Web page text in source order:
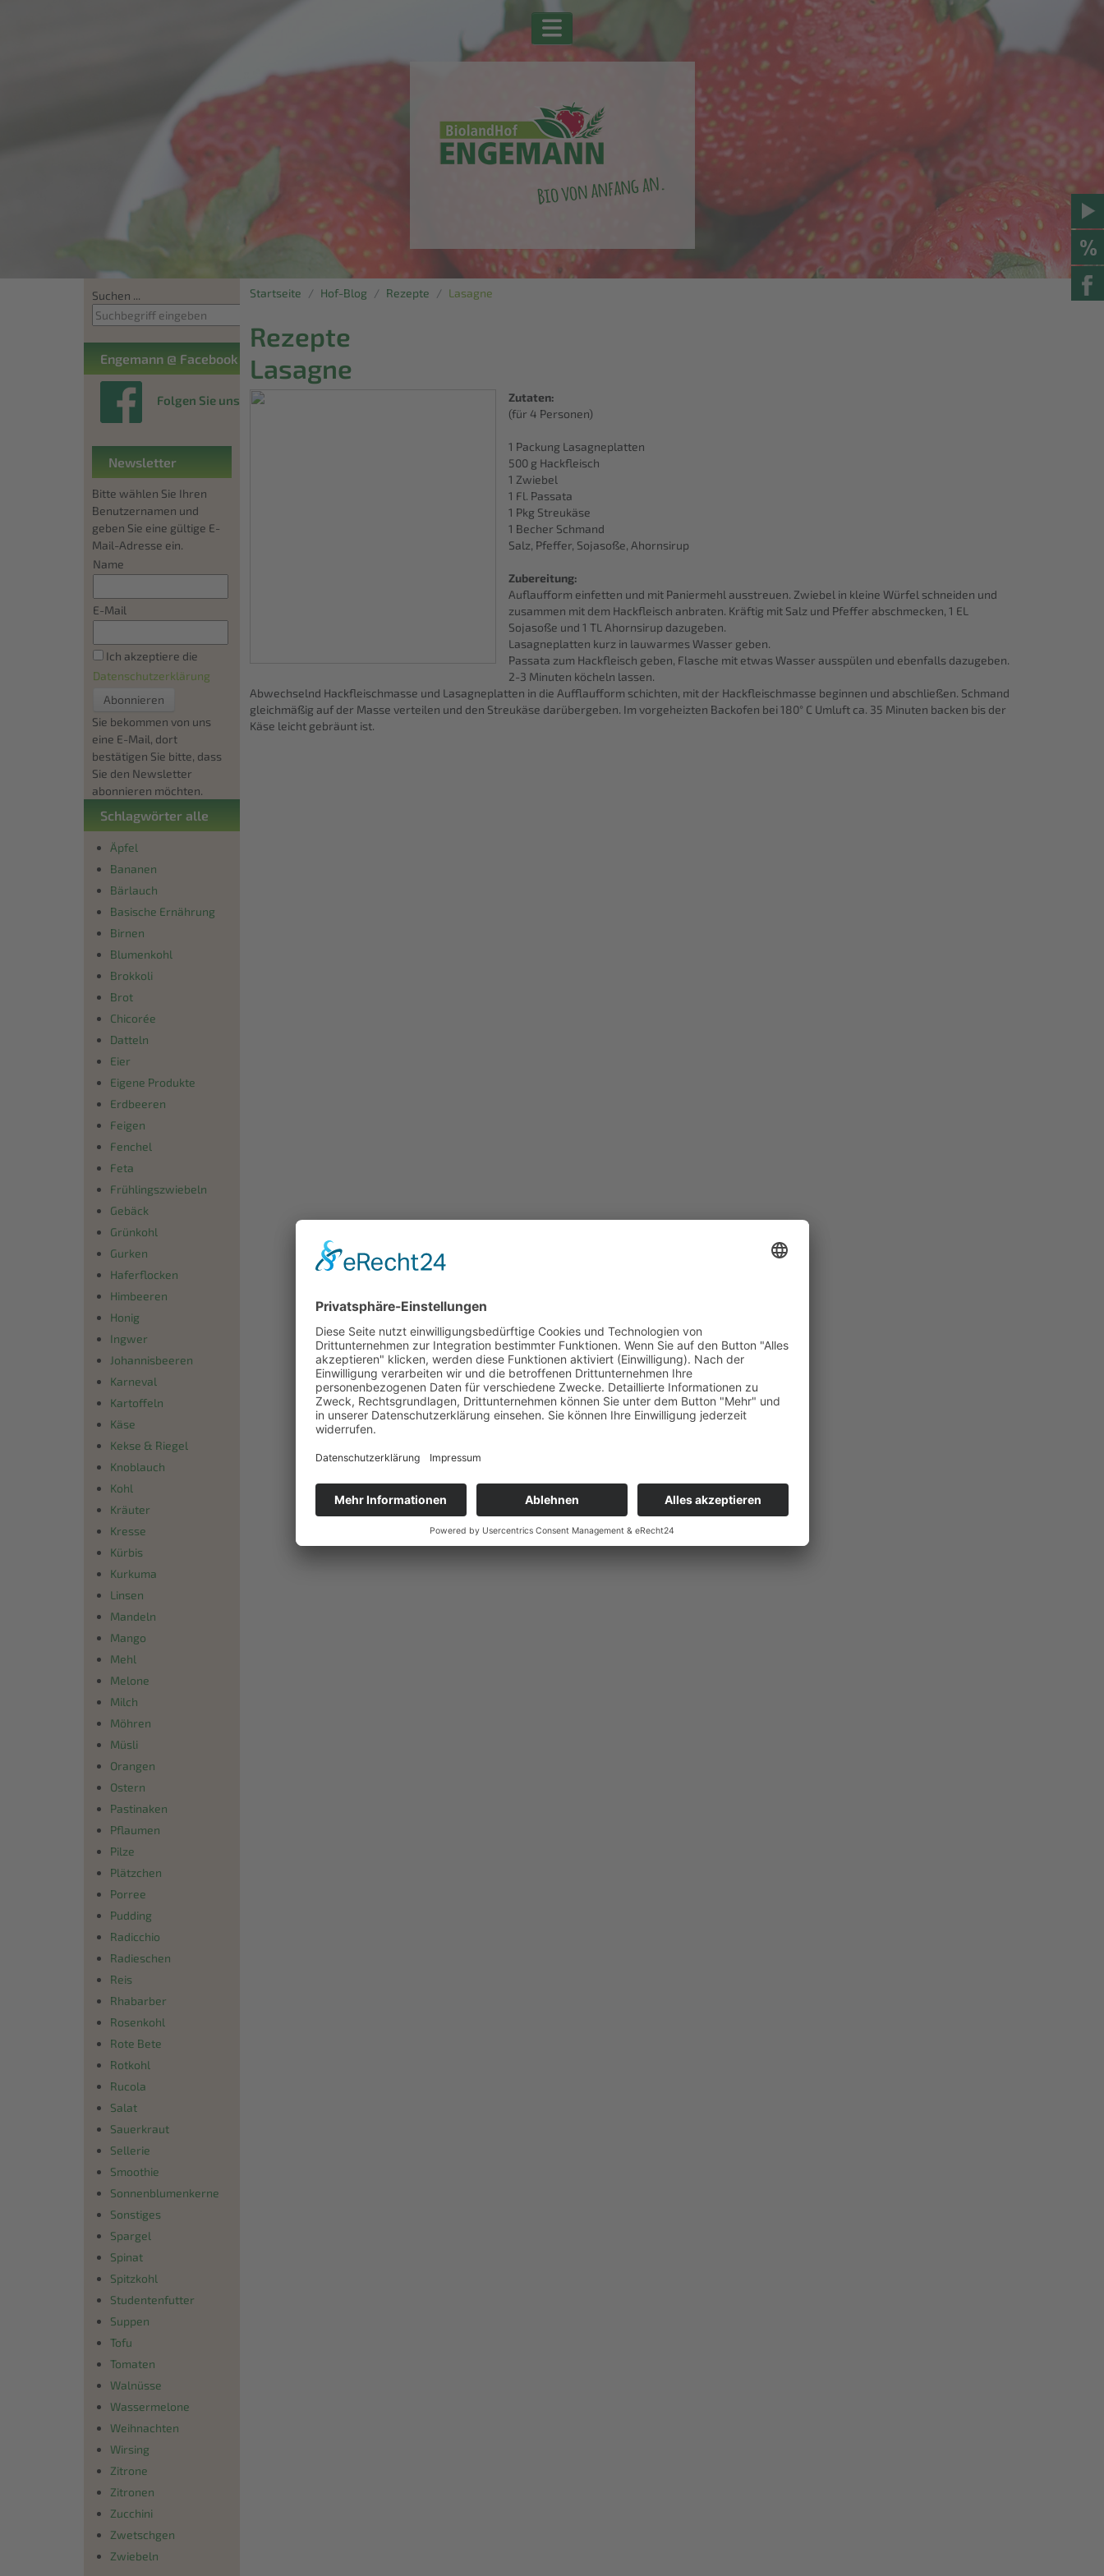
Suchen ...
Engemann @ Facebook
Folgen Sie uns
Newsletter
Bitte wählen Sie Ihren
Benutzernamen und
geben Sie eine gültige E-
Mail-Adresse ein.
Name
E-Mail
Ich akzeptiere die
Datenschutzerklärung
Sie bekommen von uns
eine E-Mail, dort
bestätigen Sie bitte, dass
Sie den Newsletter
abonnieren möchten.
Schlagwörter alle
Äpfel
Bananen
Bärlauch
Basische Ernährung
Birnen
Blumenkohl
Brokkoli
Brot
Chicorée
Datteln
Eier
Eigene Produkte
Erdbeeren
Feigen
Fenchel
Feta
Frühlingszwiebeln
Gebäck
Grünkohl
Gurken
Haferflocken
Himbeeren
Honig
Ingwer
Johannisbeeren
Karneval
Kartoffeln
Käse
Kekse & Riegel
Knoblauch
Kohl
Kräuter
Kresse
Kürbis
Kurkuma
Linsen
Mandeln
Mango
Mehl
Melone
Milch
Möhren
Müsli
Orangen
Ostern
Pastinaken
Pflaumen
Pilze
Plätzchen
Porree
Pudding
Radicchio
Radieschen
Reis
Rhabarber
Rosenkohl
Rote Bete
Rotkohl
Rucola
Salat
Sauerkraut
Sellerie
Smoothie
Sonnenblumenkerne
Sonstiges
Spargel
Spinat
Spitzkohl
Studentenfutter
Suppen
Tofu
Tomaten
Walnüsse
Wassermelone
Weihnachten
Wirsing
Zitrone
Zitronen
Zucchini
Zwetschgen
Zwiebeln
Startseite Hof-Blog Rezepte Lasagne
Rezepte
Lasagne
Zutaten:
(für 4 Personen)
1 Packung Lasagneplatten
500 g Hackfleisch
1 Zwiebel
1 Fl. Passata
1 Pkg Streukäse
1 Becher Schmand
Salz, Pfeffer, Sojasoße, Ahornsirup
Zubereitung:
Auflaufform einfetten und mit Paniermehl ausstreuen. Zwiebel in kleine Würfel schneiden und
zusammen mit dem Hackfleisch anbraten. Kräftig mit Salz und Pfeffer abschmecken, 1 EL
Sojasoße und 1 TL Ahornsirup dazugeben.
Lasagneplatten kurz in lauwarmes Wasser geben.
Passata zum Hackfleisch geben, Flasche mit etwas Wasser ausspülen und ebenfalls dazugeben.
2-3 Minuten köcheln lassen.
Abwechselnd Hackfleischmasse und Lasagneplatten in die Aufflaufform schichten, mit der Hackfleischmasse beginnen und abschließen. Schmand
gleichmäßig auf der Masse verteilen und den Streukäse darübergeben. Im vorgeheizten Backofen bei 180° C Umluft ca. 35 Minuten backen bis der
Käse leicht gebräunt ist.